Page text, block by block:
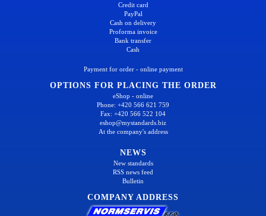
Credit card
PayPal
Cash on delivery
Proforma invoice
Bank transfer
Cash
Payment for order - online payment
OPTIONS FOR PLACING THE ORDER
eShop - online
Phone: +420 566 621 759
Fax: +420 566 522 104
eshop@mystandards.biz
At the company's address
NEWS
New standards
RSS news feed
Bulletin
COMPANY ADDRESS